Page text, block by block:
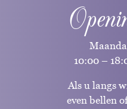
10:00 –
Als u langs
even bellen